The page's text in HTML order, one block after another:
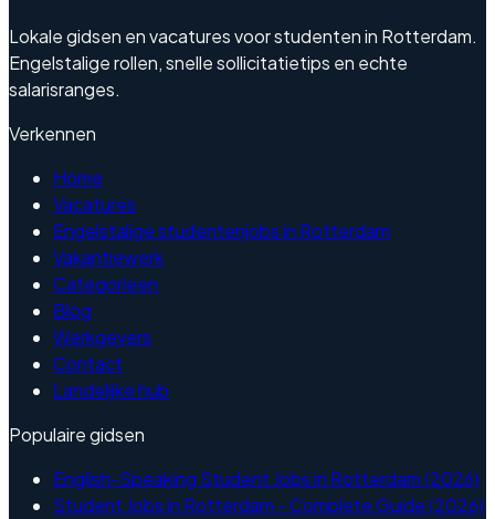
Lokale gidsen en vacatures voor studenten in Rotterdam.
Engelstalige rollen, snelle sollicitatietips en echte
salarisranges.
Verkennen
Home
Vacatures
Engelstalige studentenjobs in Rotterdam
Vakantiewerk
Categorieen
Blog
Werkgevers
Contact
Landelijke hub
Populaire gidsen
English-Speaking Student Jobs in Rotterdam (2026)
Student Jobs in Rotterdam - Complete Guide (2026)